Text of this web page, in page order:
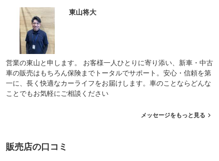
東山将大
営業の東山と申します。 お客様一人ひとりに寄り添い、新車・中古
車の販売はもちろん保険までトータルでサポート。安心・信頼を第
一に、長く快適なカーライフをお届けします。車のことならどんな
ことでもお気軽にご相談ください
メッセージをもっと見る
販売店の口コミ